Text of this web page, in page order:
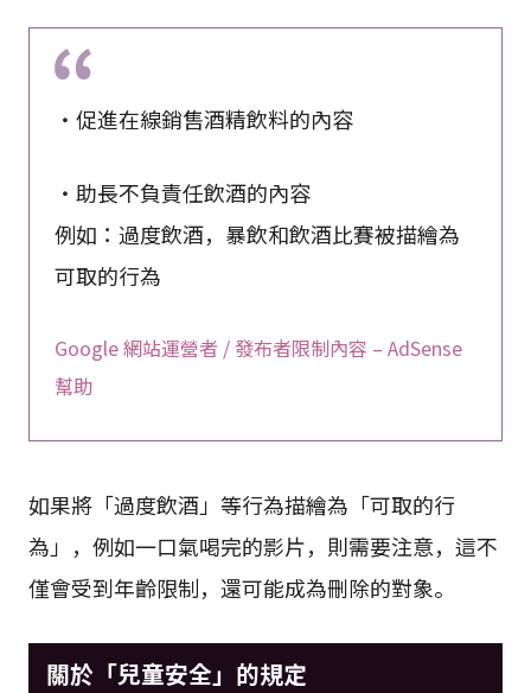
・促進在線銷售酒精飲料的內容
・助長不負責任飲酒的內容
例如：過度飲酒，暴飲和飲酒比賽被描繪為
可取的行為
Google 網站運營者 / 發布者限制內容 – AdSense
幫助
如果將「過度飲酒」等行為描繪為「可取的行
為」，例如一口氣喝完的影片，則需要注意，這不
僅會受到年齡限制，還可能成為刪除的對象。
關於「兒童安全」的規定